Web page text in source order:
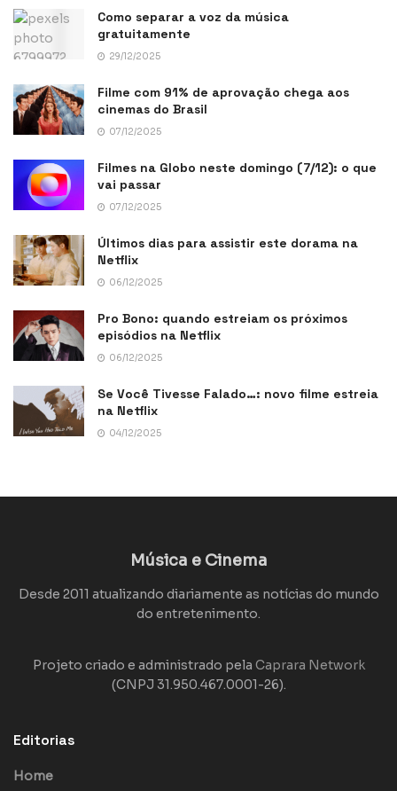
Como separar a voz da música
gratuitamente
29/12/2025
Filme com 91% de aprovação chega aos
cinemas do Brasil
07/12/2025
Filmes na Globo neste domingo (7/12): o que
vai passar
07/12/2025
Últimos dias para assistir este dorama na
Netflix
06/12/2025
Pro Bono: quando estreiam os próximos
episódios na Netflix
06/12/2025
Se Você Tivesse Falado…: novo filme estreia
na Netflix
04/12/2025
Música e Cinema
Desde 2011 atualizando diariamente as notícias do mundo
do entretenimento.
Projeto criado e administrado pela Caprara Network
(CNPJ 31.950.467.0001-26).
Editorias
Home